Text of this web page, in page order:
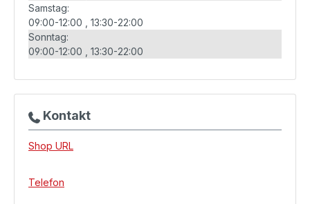
Samstag:
09:00-12:00
13:30-22:00
Sonntag:
09:00-12:00
13:30-22:00
Kontakt
Shop URL
Telefon